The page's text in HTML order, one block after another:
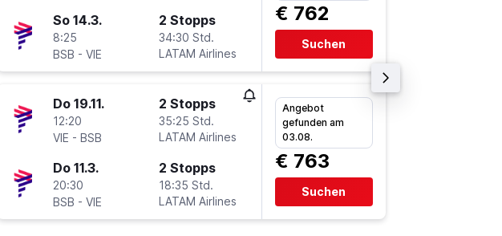
So 14.3.
8:25
BSB - VIE
2 Stopps
34:30 Std.
LATAM Airlines
€ 762
Suchen
Do 19.11.
12:20
VIE - BSB
2 Stopps
35:25 Std.
LATAM Airlines
Do 11.3.
20:30
BSB - VIE
2 Stopps
18:35 Std.
LATAM Airlines
Angebot
gefunden am
03.08.
€ 763
Suchen